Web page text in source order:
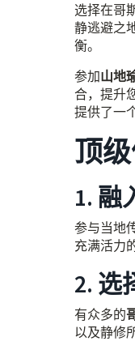
选择在哥
静逃避之
衡。
参加山地
合，提升
提供了一
顶
1. 融
参与当地
充满活力
2. 选
有众多的
以及静修